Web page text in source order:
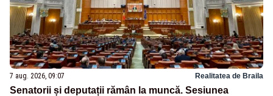
7 aug. 2026, 09:07 Realitatea de Braila
Senatorii și deputații rămân la muncă. Sesiunea